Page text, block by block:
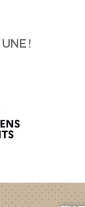
!